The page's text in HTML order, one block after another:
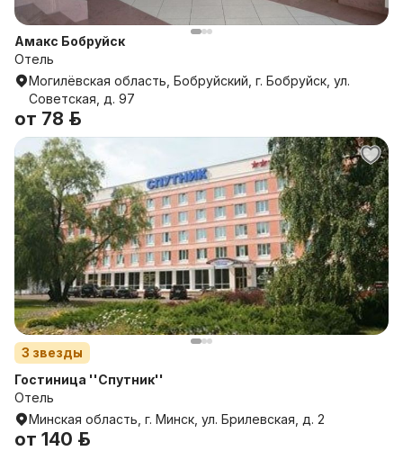
Амакс Бобруйск
Отель
Могилёвская область, Бобруйский, г. Бобруйск, ул.
Советская, д. 97
от 78 р.
3 звезды
Гостиница ''Спутник''
Отель
Минская область, г. Минск, ул. Брилевская, д. 2
от 140 р.